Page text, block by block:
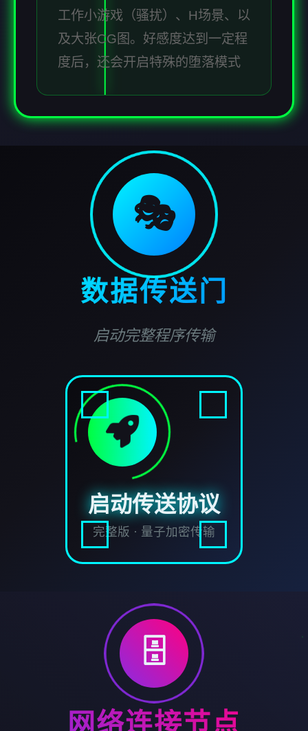
工作小游戏（骚扰）、H场景、以
及大张CG图。好感度达到一定程
度后，还会开启特殊的堕落模式
🎭
数据传送门
启动完整程序传输
启动传送协议
完整版 · 量子加密传输
🗄️
网络连接节点